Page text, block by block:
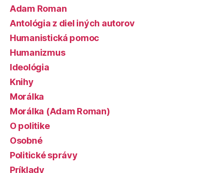
Adam Roman
Antológia z diel iných autorov
Humanistická pomoc
Humanizmus
Ideológia
Knihy
Morálka
Morálka (Adam Roman)
O politike
Osobné
Politické správy
Príklady